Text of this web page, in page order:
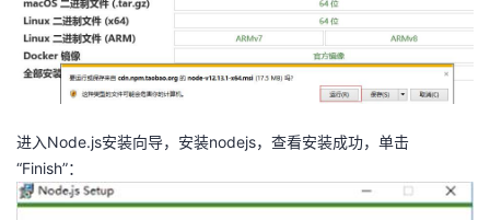
进入Node.js安装向导，安装nodejs，查看安装成功，单击
“Finish”：